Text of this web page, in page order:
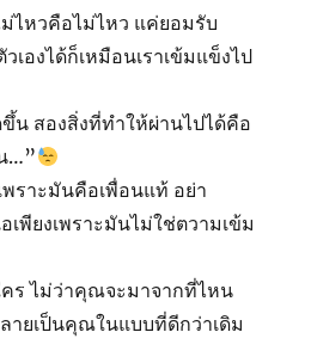
ม่ไหวคือไม่ไหว แค่ยอมรับ
เองได้ก็เหมือนเราเข้มแข็งไป
ขึ้น สองสิ่งที่ทำให้ผ่านไปได้คือ
…”
พราะมันคือเพื่อนแท้ อย่า
เพียงเพราะมันไม่ใช่ตวามเข้ม
ร ไม่ว่าคุณจะมาจากที่ไหน
ยเป็นคุณในแบบที่ดีกว่าเดิม